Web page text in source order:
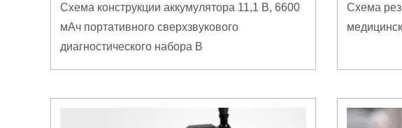
Схема конструкции аккумулятора 11,1 В, 6600
мАч портативного сверхзвукового
диагностического набора B
Схема